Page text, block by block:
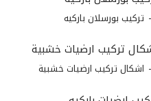
تركيب بورسلان باركيه
اشكال تركيب ارضيات خشبية